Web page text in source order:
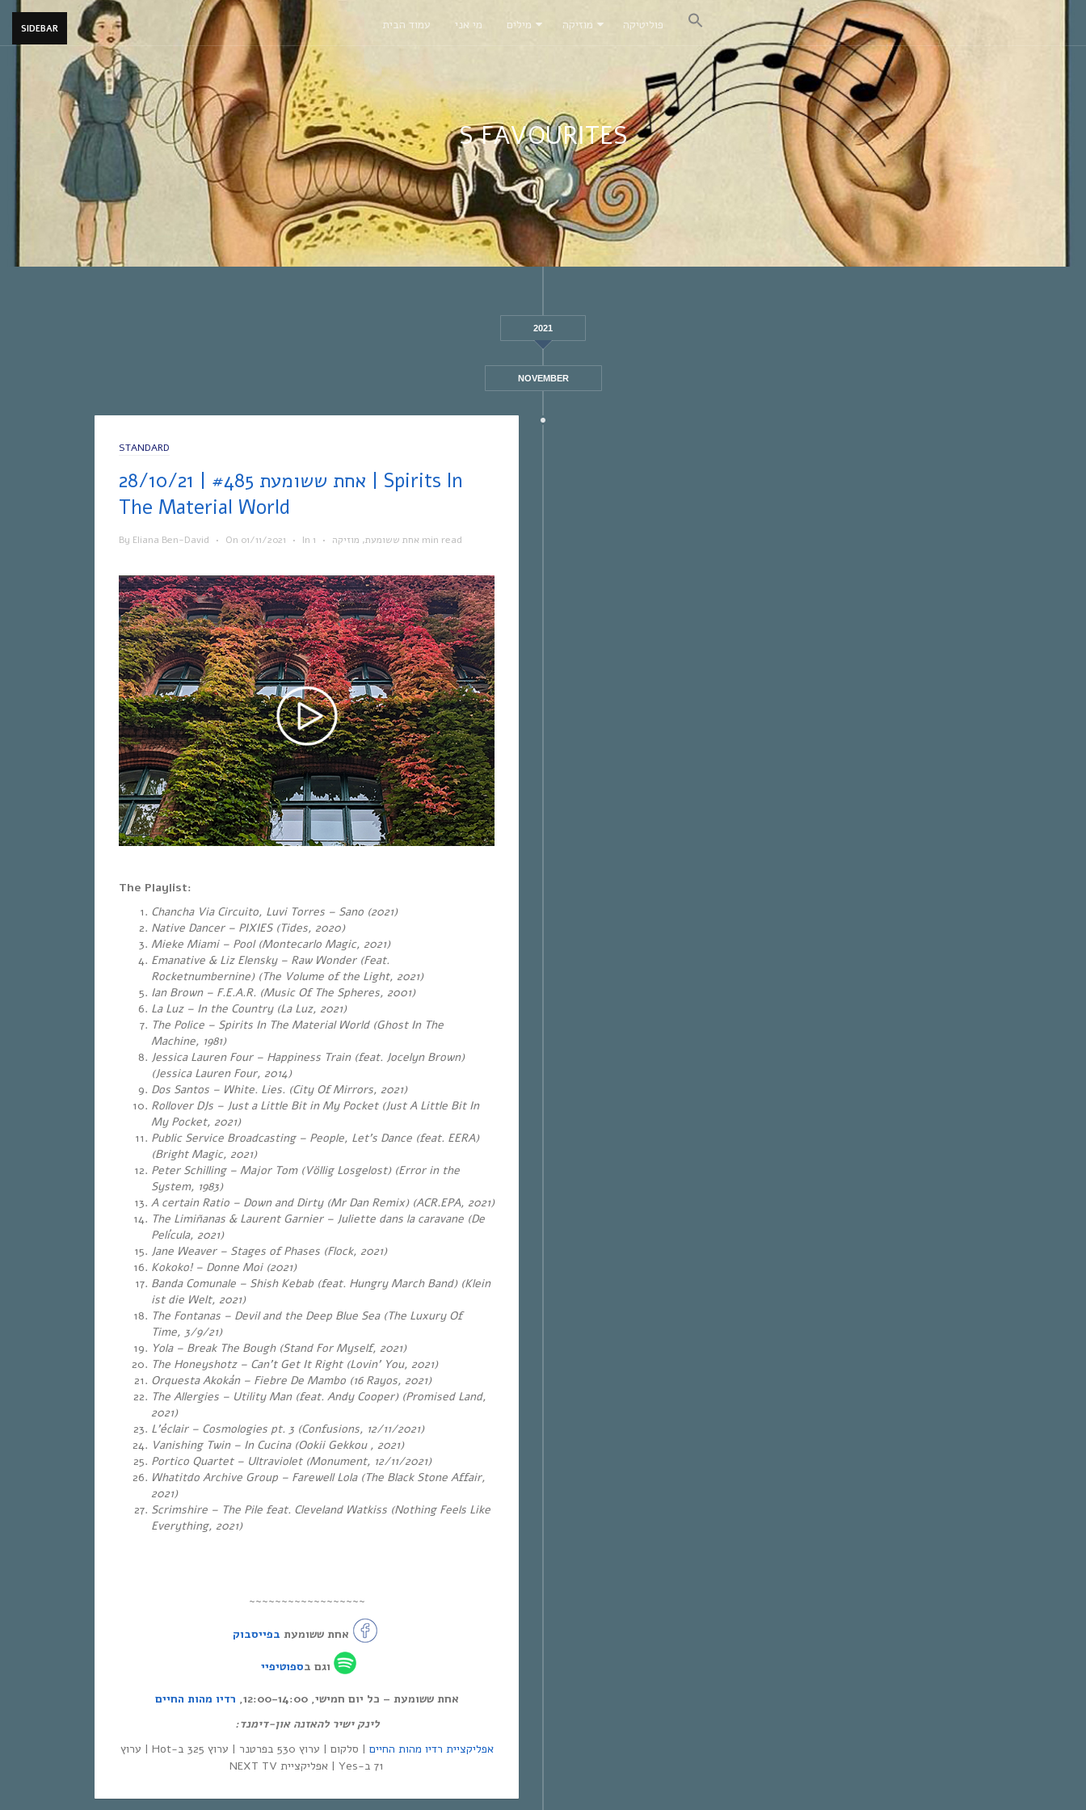
SIDEBAR עמוד הבית מי אני מילים מוזיקה פוליטיקה
S FAVOURITES
2021
NOVEMBER
STANDARD
אחת ששומעת #485 | 28/10/21 | Spirits In
The Material World
By Eliana Ben-David • On 01/11/2021 • In אחת ששומעת, מוזיקה • 1 min read
The Playlist:
Chancha Via Circuito, Luvi Torres – Sano (2021)
Native Dancer – PIXIES (Tides, 2020)
Mieke Miami – Pool (Montecarlo Magic, 2021)
Emanative & Liz Elensky – Raw Wonder (Feat.
Rocketnumbernine) (The Volume of the Light, 2021)
Ian Brown – F.E.A.R. (Music Of The Spheres, 2001)
La Luz – In the Country (La Luz, 2021)
The Police – Spirits In The Material World (Ghost In The
Machine, 1981)
Jessica Lauren Four – Happiness Train (feat. Jocelyn Brown)
(Jessica Lauren Four, 2014)
Dos Santos – White. Lies. (City Of Mirrors, 2021)
Rollover DJs – Just a Little Bit in My Pocket (Just A Little Bit In
My Pocket, 2021)
Public Service Broadcasting – People, Let’s Dance (feat. EERA)
(Bright Magic, 2021)
Peter Schilling – Major Tom (Völlig Losgelost) (Error in the
System, 1983)
A certain Ratio – Down and Dirty (Mr Dan Remix) (ACR.EPA, 2021)
The Limiñanas & Laurent Garnier – Juliette dans la caravane (De
Película, 2021)
Jane Weaver – Stages of Phases (Flock, 2021)
Kokoko! – Donne Moi (2021)
Banda Comunale – Shish Kebab (feat. Hungry March Band) (Klein
ist die Welt, 2021)
The Fontanas – Devil and the Deep Blue Sea (The Luxury Of
Time, 3/9/21)
Yola – Break The Bough (Stand For Myself, 2021)
The Honeyshotz – Can’t Get It Right (Lovin’ You, 2021)
Orquesta Akokán – Fiebre De Mambo (16 Rayos, 2021)
The Allergies – Utility Man (feat. Andy Cooper) (Promised Land,
2021)
L’éclair – Cosmologies pt. 3 (Confusions, 12/11/2021)
Vanishing Twin – In Cucina (Ookii Gekkou , 2021)
Portico Quartet – Ultraviolet (Monument, 12/11/2021)
Whatitdo Archive Group – Farewell Lola (The Black Stone Affair,
2021)
Scrimshire – The Pile feat. Cleveland Watkiss (Nothing Feels Like
Everything, 2021)
~~~~~~~~~~~~~~~~~~
אחת ששומעת בפייסבוק
וגם בספוטיפיי
אחת ששומעת – כל יום חמישי, 12:00-14:00,
רדיו מהות החיים
לינק ישיר להאזנה און-דימנד:
אפליקציית רדיו מהות החיים
| סלקום | ערוץ 530 בפרטנר | ערוץ 325 ב-Hot | ערוץ
71 ב-Yes | אפליקציית NEXT TV